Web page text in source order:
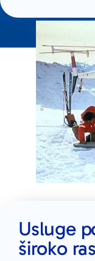
Usluge
široko